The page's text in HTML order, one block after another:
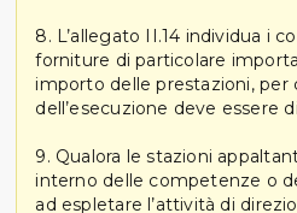
8. L’allegato II.14 individua i
forniture di particolare
importo delle prestazioni, per
dell’esecuzione deve essere
9. Qualora le stazioni
interno delle competenze o
ad espletare l’attività di